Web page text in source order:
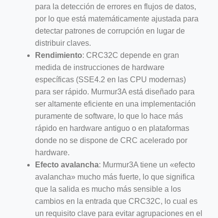
para la detección de errores en flujos de datos,
por lo que está matemáticamente ajustada para
detectar patrones de corrupción en lugar de
distribuir claves.
Rendimiento: CRC32C depende en gran
medida de instrucciones de hardware
específicas (SSE4.2 en las CPU modernas)
para ser rápido. Murmur3A está diseñado para
ser altamente eficiente en una implementación
puramente de software, lo que lo hace más
rápido en hardware antiguo o en plataformas
donde no se dispone de CRC acelerado por
hardware.
Efecto avalancha: Murmur3A tiene un «efecto
avalancha» mucho más fuerte, lo que significa
que la salida es mucho más sensible a los
cambios en la entrada que CRC32C, lo cual es
un requisito clave para evitar agrupaciones en el